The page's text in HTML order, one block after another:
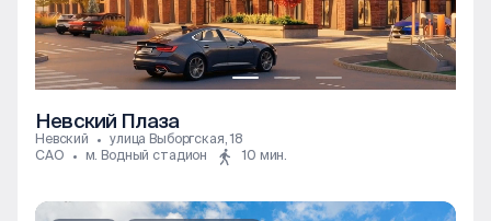
Невский Плаза
Невский
улица Выборгская, 18
САО
м. Водный стадион 10 мин.